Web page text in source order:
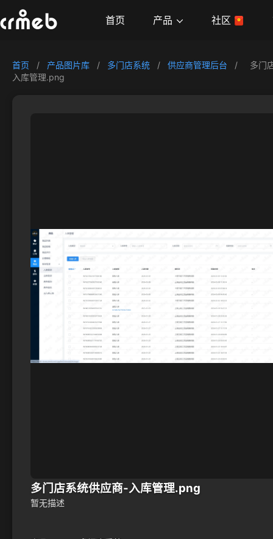
首页 产品 社区
首页 / 产品图片库 / 多门店系统 / 供应商管理后台 /
多门
入库管理.png
多门店系统供应商-入库管理.png
暂无描述